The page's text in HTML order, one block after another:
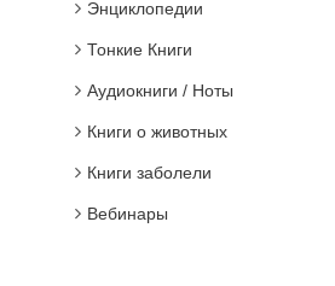
Энциклопедии
Тонкие Книги
Аудиокниги / Ноты
Книги о животных
Книги заболели
Вебинары